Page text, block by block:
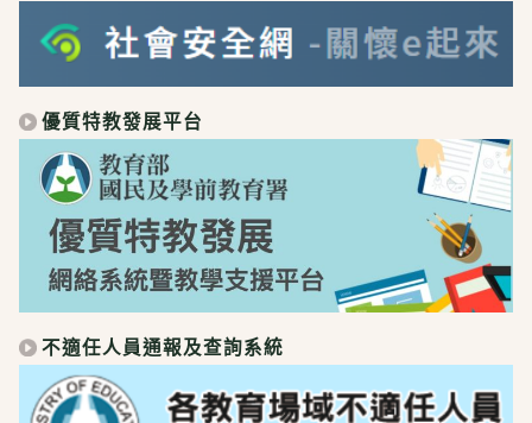
優質特教發展平台
不適任人員通報及查詢系統